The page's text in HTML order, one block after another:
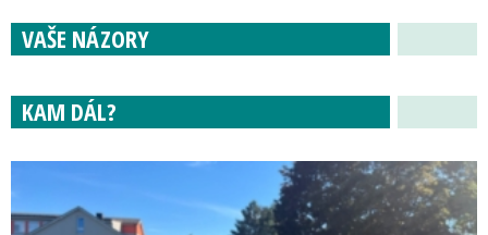
VAŠE NÁZORY
KAM DÁL?